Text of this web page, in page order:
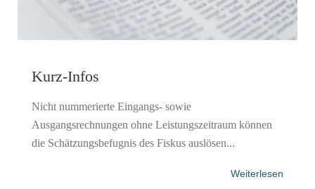
Kurz-Infos
Nicht nummerierte Eingangs- sowie
Ausgangsrechnungen ohne Leistungszeitraum können
die Schätzungsbefugnis des Fiskus auslösen...
Weiterlesen